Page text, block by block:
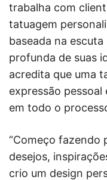
trabalha com
tatuagem
baseada na
profunda de suas
acredita que uma
expressão
em todo o
“Começo fazendo
desejos,
crio um design